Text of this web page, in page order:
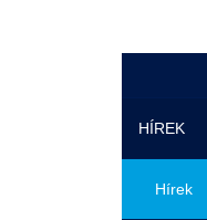
HÍREK
Hírek